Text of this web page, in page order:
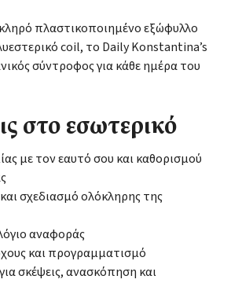
πλαστικοποιημένο εξώφυλλο
coil, το Daily Konstantina’s
σύντροφος για κάθε ημέρα του
στο εσωτερικό
με τον εαυτό σου και καθορισμού
σχεδιασμό ολόκληρης της
αναφοράς
και προγραμματισμό
σκέψεις, ανασκόπηση και